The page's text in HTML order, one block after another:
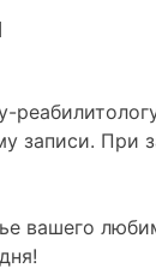
записи. При
вашего